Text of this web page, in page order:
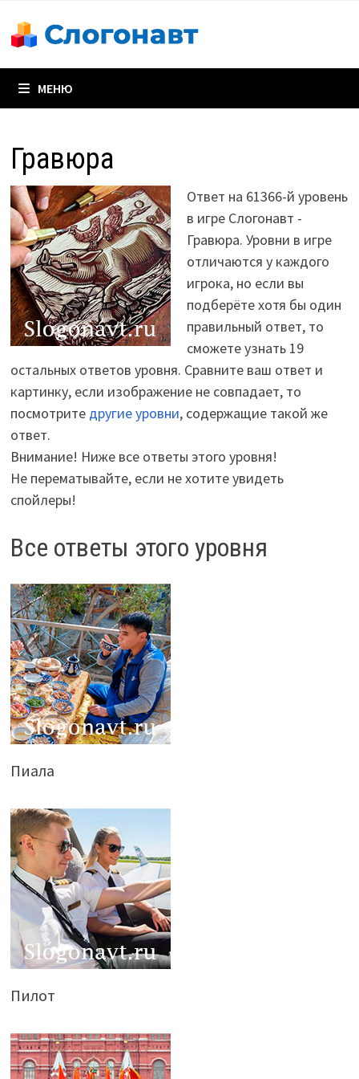
содержимому
МЕНЮ
Гравюра
Ответ на 61366-й уровень
в игре Слогонавт -
Гравюра. Уровни в игре
отличаются у каждого
игрока, но если вы
подберёте хотя бы один
правильный ответ, то
сможете узнать 19
остальных ответов уровня. Сравните ваш ответ и
картинку, если изображение не совпадает, то
посмотрите другие уровни, содержащие такой же
ответ.
Внимание! Ниже все ответы этого уровня!
Не перематывайте, если не хотите увидеть
спойлеры!
Все ответы этого уровня
Пиала
Пилот